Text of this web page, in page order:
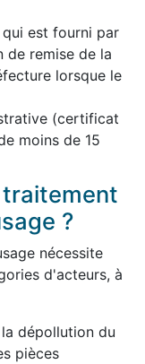
est fourni par
remise de la
lorsque le
(certificat
moins de 15
?
nécessite
d'acteurs, à
dépollution du
pièces